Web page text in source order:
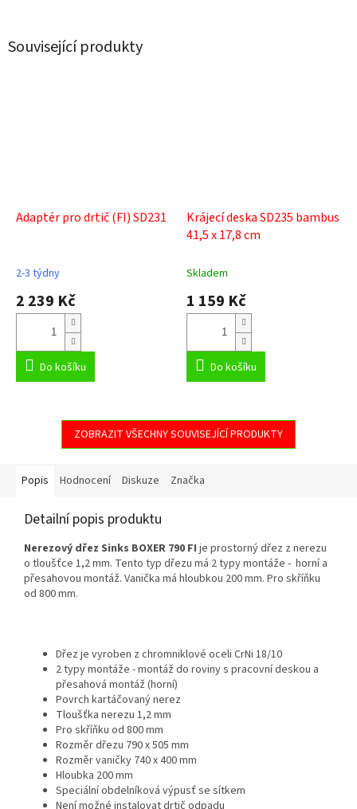
Související produkty
Adaptér pro drtič (FI) SD231
2-3 týdny
2 239 Kč
Do košíku
Krájecí deska SD235 bambus
41,5 x 17,8 cm
Skladem
1 159 Kč
Do košíku
ZOBRAZIT VŠECHNY SOUVISEJÍCÍ PRODUKTY
Popis Hodnocení Diskuze Značka
Detailní popis produktu
Nerezový dřez Sinks BOXER 790 FI je prostorný dřez z nerezu
o tloušťce 1,2 mm. Tento typ dřezu má 2 typy montáže - horní a
přesahovou montáž. Vanička má hloubkou 200 mm. Pro skříňku
od 800 mm.
Dřez je vyroben z chromniklové oceli CrNi 18/10
2 typy montáže - montáž do roviny s pracovní deskou a
přesahová montáž (horní)
Povrch kartáčovaný nerez
Tloušťka nerezu 1,2 mm
Pro skříňku od 800 mm
Rozměr dřezu 790 x 505 mm
Rozměr vaničky 740 x 400 mm
Hloubka 200 mm
Speciální obdelníková výpusť se sítkem
Není možné instalovat drtič odpadu